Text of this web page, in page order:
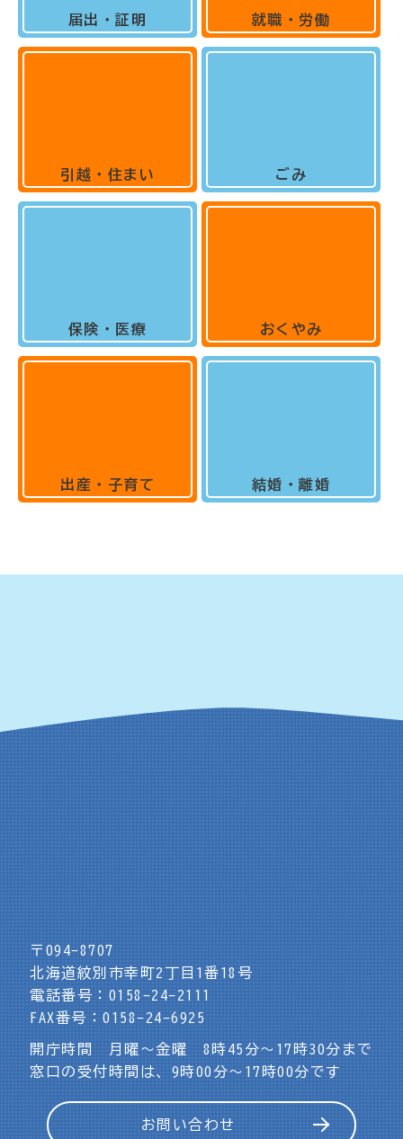
届出・証明
引越・住まい
保険・医療
出産・子育て
就職・労働
ごみ
おくやみ
結婚・離婚
〒094-8707
北海道紋別市幸町2丁目1番18号
電話番号：0158-24-2111
FAX番号：0158-24-6925
開庁時間 月曜～金曜 8時45分～17時30分まで
窓口の受付時間は、9時00分～17時00分です
お問い合わせ